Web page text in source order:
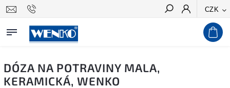
CZK
Hledat
DÓZA NA POTRAVINY MALA,
KERAMICKÁ, WENKO